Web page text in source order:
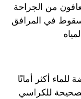
من الجراحة
في المرافق
أكثر أمانًا
للكراسي